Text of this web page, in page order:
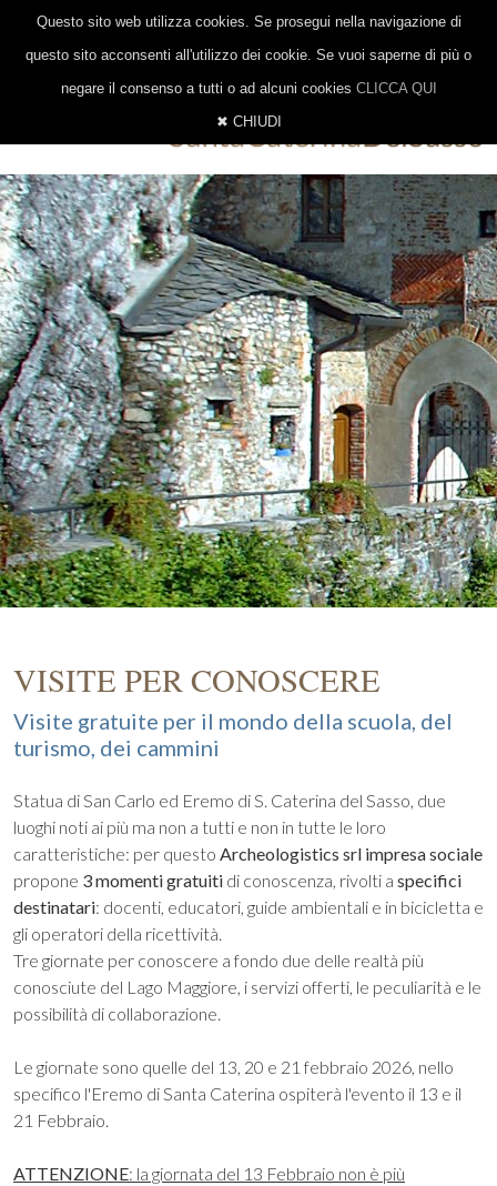
0332 647014 | 328 8377206 |
INFO@EREMOSANTACATERINA.IT
ITALIANO
INGLESE TEDESCO
VISITE PER CONOSCERE
Visite gratuite per il mondo della scuola, del
turismo, dei cammini
Statua di San Carlo ed Eremo di S. Caterina del Sasso, due
luoghi noti ai più ma non a tutti e non in tutte le loro
caratteristiche: per questo Archeologistics srl impresa sociale
propone 3 momenti gratuiti di conoscenza, rivolti a specifici
destinatari: docenti, educatori, guide ambientali e in bicicletta e
gli operatori della ricettività.
Tre giornate per conoscere a fondo due delle realtà più
conosciute del Lago Maggiore, i servizi offerti, le peculiarità e le
possibilità di collaborazione.
Le giornate sono quelle del 13, 20 e 21 febbraio 2026, nello
specifico l'Eremo di Santa Caterina ospiterà l'evento il 13 e il
21 Febbraio.
ATTENZIONE: la giornata del 13 Febbraio non è più
Questo sito web utilizza cookies. Se prosegui nella navigazione di
questo sito acconsenti all'utilizzo dei cookie. Se vuoi saperne di più o
negare il consenso a tutti o ad alcuni cookies CLICCA QUI
✖ CHIUDI